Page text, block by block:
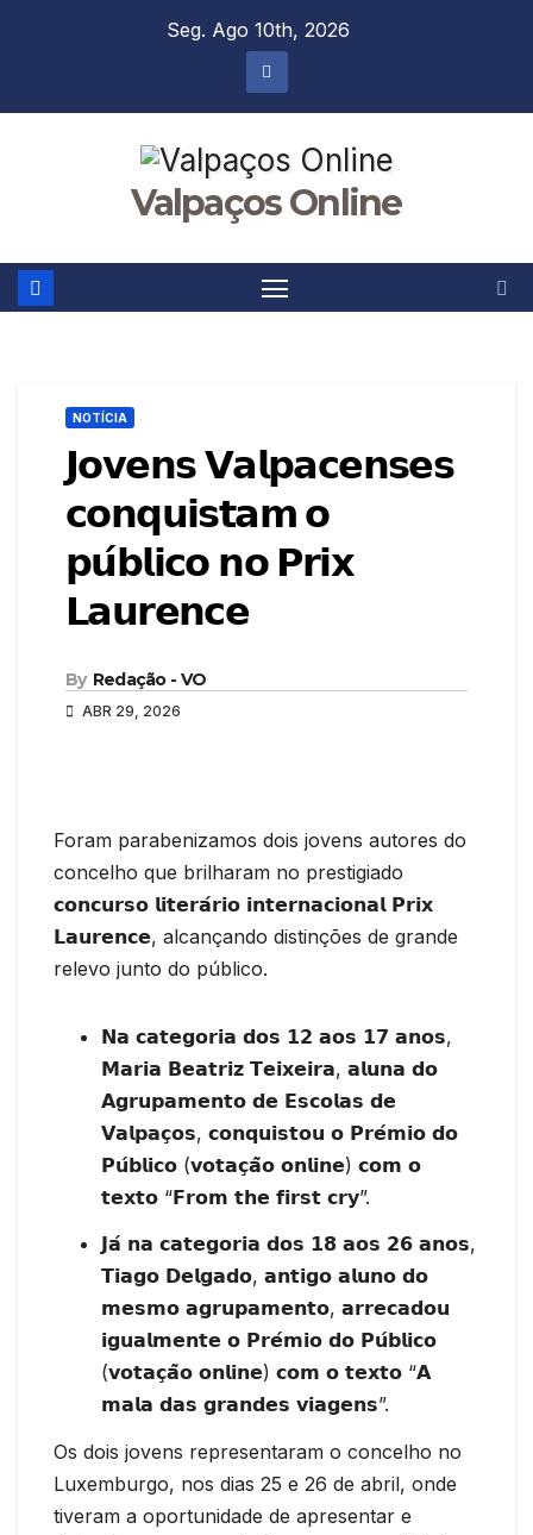
Seg. Ago 10th, 2026
Valpaços Online
NOTÍCIA
𝗝𝗼𝘃𝗲𝗻𝘀 𝗩𝗮𝗹𝗽𝗮𝗰𝗲𝗻𝘀𝗲𝘀
𝗰𝗼𝗻𝗾𝘂𝗶𝘀𝘁𝗮𝗺 𝗼
𝗽𝘂́𝗯𝗹𝗶𝗰𝗼 𝗻𝗼 𝗣𝗿𝗶𝘅
𝗟𝗮𝘂𝗿𝗲𝗻𝗰𝗲
By Redação - VO
ABR 29, 2026
Foram parabenizamos dois jovens autores do
concelho que brilharam no prestigiado
𝗰𝗼𝗻𝗰𝘂𝗿𝘀𝗼 𝗹𝗶𝘁𝗲𝗿𝗮́𝗿𝗶𝗼 𝗶𝗻𝘁𝗲𝗿𝗻𝗮𝗰𝗶𝗼𝗻𝗮𝗹 𝗣𝗿𝗶𝘅
𝗟𝗮𝘂𝗿𝗲𝗻𝗰𝗲, alcançando distinções de grande
relevo junto do público.
𝗡𝗮 𝗰𝗮𝘁𝗲𝗴𝗼𝗿𝗶𝗮 𝗱𝗼𝘀 𝟭𝟮 𝗮𝗼𝘀 𝟭𝟳 𝗮𝗻𝗼𝘀,
𝗠𝗮𝗿𝗶𝗮 𝗕𝗲𝗮𝘁𝗿𝗶𝘇 𝗧𝗲𝗶𝘅𝗲𝗶𝗿𝗮, 𝗮𝗹𝘂𝗻𝗮 𝗱𝗼
𝗔𝗴𝗿𝘂𝗽𝗮𝗺𝗲𝗻𝘁𝗼 𝗱𝗲 𝗘𝘀𝗰𝗼𝗹𝗮𝘀 𝗱𝗲
𝗩𝗮𝗹𝗽𝗮𝗰̧𝗼𝘀, 𝗰𝗼𝗻𝗾𝘂𝗶𝘀𝘁𝗼𝘂 𝗼 𝗣𝗿𝗲́𝗺𝗶𝗼 𝗱𝗼
𝗣𝘂́𝗯𝗹𝗶𝗰𝗼 (𝘃𝗼𝘁𝗮𝗰̧𝗮̃𝗼 𝗼𝗻𝗹𝗶𝗻𝗲) 𝗰𝗼𝗺 𝗼
𝘁𝗲𝘅𝘁𝗼 “𝗙𝗿𝗼𝗺 𝘁𝗵𝗲 𝗳𝗶𝗿𝘀𝘁 𝗰𝗿𝘆”.
𝗝𝗮́ 𝗻𝗮 𝗰𝗮𝘁𝗲𝗴𝗼𝗿𝗶𝗮 𝗱𝗼𝘀 𝟭𝟴 𝗮𝗼𝘀 𝟮𝟲 𝗮𝗻𝗼𝘀,
𝗧𝗶𝗮𝗴𝗼 𝗗𝗲𝗹𝗴𝗮𝗱𝗼, 𝗮𝗻𝘁𝗶𝗴𝗼 𝗮𝗹𝘂𝗻𝗼 𝗱𝗼
𝗺𝗲𝘀𝗺𝗼 𝗮𝗴𝗿𝘂𝗽𝗮𝗺𝗲𝗻𝘁𝗼, 𝗮𝗿𝗿𝗲𝗰𝗮𝗱𝗼𝘂
𝗶𝗴𝘂𝗮𝗹𝗺𝗲𝗻𝘁𝗲 𝗼 𝗣𝗿𝗲́𝗺𝗶𝗼 𝗱𝗼 𝗣𝘂́𝗯𝗹𝗶𝗰𝗼
(𝘃𝗼𝘁𝗮𝗰̧𝗮̃𝗼 𝗼𝗻𝗹𝗶𝗻𝗲) 𝗰𝗼𝗺 𝗼 𝘁𝗲𝘅𝘁𝗼 “𝗔
𝗺𝗮𝗹𝗮 𝗱𝗮𝘀 𝗴𝗿𝗮𝗻𝗱𝗲𝘀 𝘃𝗶𝗮𝗴𝗲𝗻𝘀”.
Os dois jovens representaram o concelho no
Luxemburgo, nos dias 25 e 26 de abril, onde
tiveram a oportunidade de apresentar e